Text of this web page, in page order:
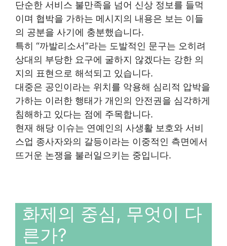
단순한 서비스 불만족을 넘어 신상 정보를 들먹
이며 협박을 가하는 메시지의 내용은 보는 이들
의 공분을 사기에 충분했습니다.
특히 “까발리소서”라는 도발적인 문구는 오히려
상대의 부당한 요구에 굴하지 않겠다는 강한 의
지의 표현으로 해석되고 있습니다.
대중은 공인이라는 위치를 악용해 심리적 압박을
가하는 이러한 행태가 개인의 안전권을 심각하게
침해하고 있다는 점에 주목합니다.
현재 해당 이슈는 연예인의 사생활 보호와 서비
스업 종사자와의 갈등이라는 이중적인 측면에서
뜨거운 논쟁을 불러일으키는 중입니다.
화제의 중심, 무엇이 다
른가?